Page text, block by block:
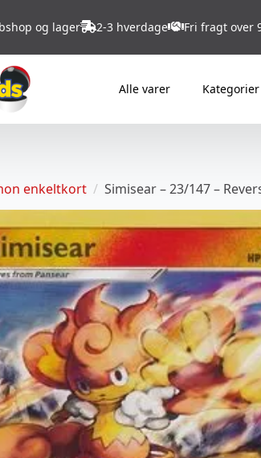
og lager 2-3 hverdage Fri fragt over
Alle varer Kategorier
enkeltkort Simisear – 23/147 –